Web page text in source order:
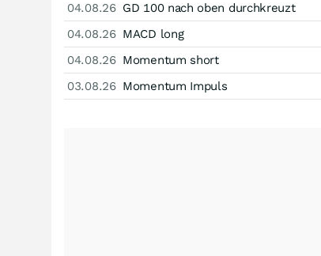
04.08.26 GD 100 nach oben durchkreuzt
04.08.26 MACD long
04.08.26 Momentum short
03.08.26 Momentum Impuls